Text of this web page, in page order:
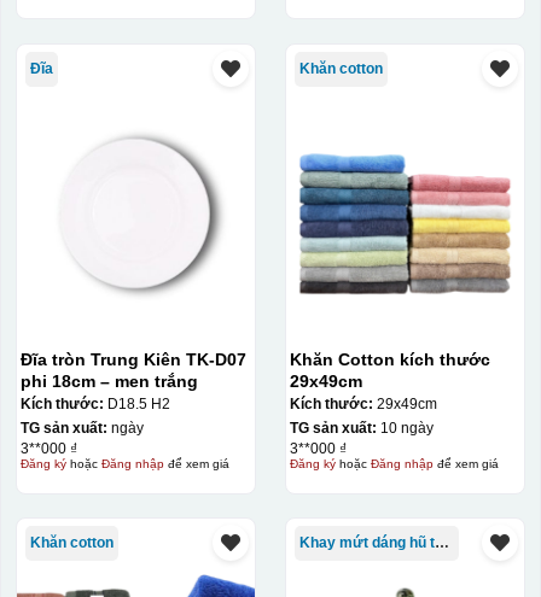
Đĩa
Đĩa tròn Trung Kiên TK-D07
phi 18cm – men trắng
Kích thước: D18.5 H2
TG sản xuất: ngày
3**000 ₫
Đăng kýhoặc Đăng nhậpđể xem giá
Khăn cotton
Khăn Cotton kích thước
29x49cm
Kích thước: 29x49cm
TG sản xuất: 10 ngày
3**000 ₫
Đăng kýhoặc Đăng nhậpđể xem giá
Khăn cotton Khay mứt dáng hũ tròn